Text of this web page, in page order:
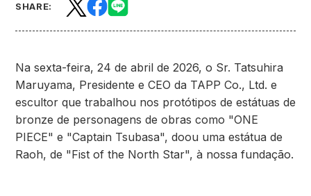
SHARE:
Na sexta-feira, 24 de abril de 2026, o Sr. Tatsuhira
Maruyama, Presidente e CEO da TAPP Co., Ltd. e
escultor que trabalhou nos protótipos de estátuas de
bronze de personagens de obras como "ONE
PIECE" e "Captain Tsubasa", doou uma estátua de
Raoh, de "Fist of the North Star", à nossa fundação.